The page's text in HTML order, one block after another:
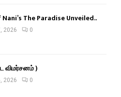
The Paradise Unveiled..
2026 0
விமர்சனம் )
2026 0